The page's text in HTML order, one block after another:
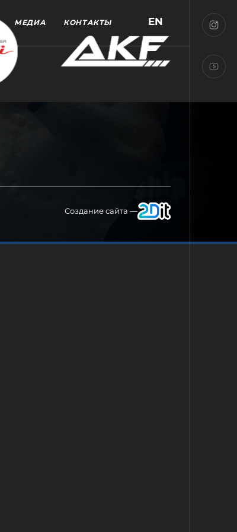
МЕДИА КОНТАКТЫ EN
Создание сайта —